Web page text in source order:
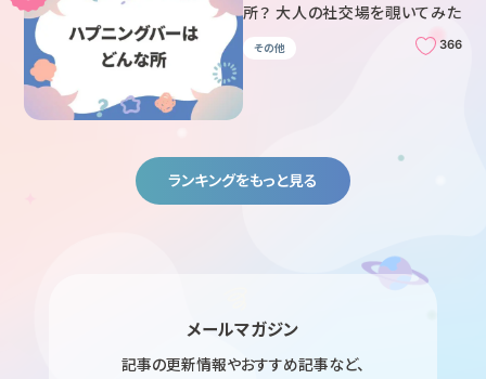
所？ 大人の社交場を覗いてみた
その他 366
ランキングをもっと見る
メールマガジン
記事の更新情報やおすすめ記事など、